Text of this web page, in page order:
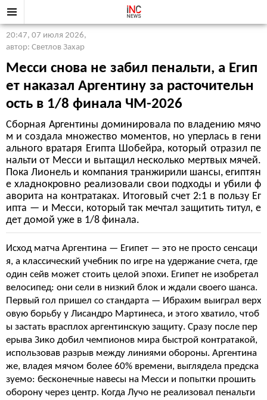
20:47, 07 июля 2026,
автор: Светлов Захар
Месси снова не забил пенальти, а Егип
ет наказал Аргентину за расточительн
ость в 1/8 финала ЧМ-2026
Сборная Аргентины доминировала по владению мячо
м и создала множество моментов, но уперлась в гени
ального вратаря Египта Шобейра, который отразил пе
нальти от Месси и вытащил несколько мертвых мячей.
Пока Лионель и компания транжирили шансы, египтян
е хладнокровно реализовали свои подходы и убили ф
аворита на контратаках. Итоговый счет 2:1 в пользу Ег
ипта — и Месси, который так мечтал защитить титул, е
дет домой уже в 1/8 финала.
Исход матча Аргентина — Египет — это не просто сенсаци
я, а классический учебник по игре на удержание счета, где
один сейв может стоить целой эпохи. Египет не изобретал
велосипед: они сели в низкий блок и ждали своего шанса.
Первый гол пришел со стандарта — Ибрахим выиграл верх
овую борьбу у Лисандро Мартинеса, и этого хватило, чтоб
ы застать врасплох аргентинскую защиту. Сразу после пер
ерыва Зико добил чемпионов мира быстрой контратакой,
использовав разрыв между линиями обороны. Аргентина
же, владея мячом более 60% времени, выглядела предска
зуемо: бесконечные навесы на Месси и попытки прошить
оборону через центр. Когда Лучо не реализовал пенальти